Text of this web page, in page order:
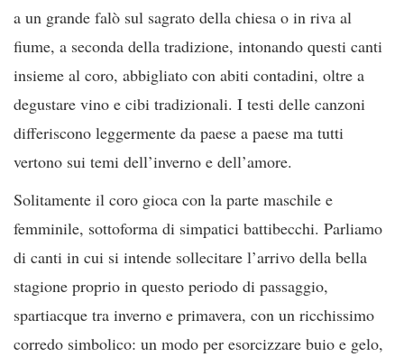
a un grande falò sul sagrato della chiesa o in riva al
fiume, a seconda della tradizione, intonando questi canti
insieme al coro, abbigliato con abiti contadini, oltre a
degustare vino e cibi tradizionali. I testi delle canzoni
differiscono leggermente da paese a paese ma tutti
vertono sui temi dell’inverno e dell’amore.
Solitamente il coro gioca con la parte maschile e
femminile, sottoforma di simpatici battibecchi. Parliamo
di canti in cui si intende sollecitare l’arrivo della bella
stagione proprio in questo periodo di passaggio,
spartiacque tra inverno e primavera, con un ricchissimo
corredo simbolico: un modo per esorcizzare buio e gelo,